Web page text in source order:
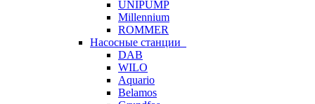
UNIPUMP
Millennium
ROMMER
Насосные станции
DAB
WILO
Aquario
Belamos